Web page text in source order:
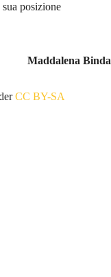
posizione
Maddalena Binda
CC BY-SA